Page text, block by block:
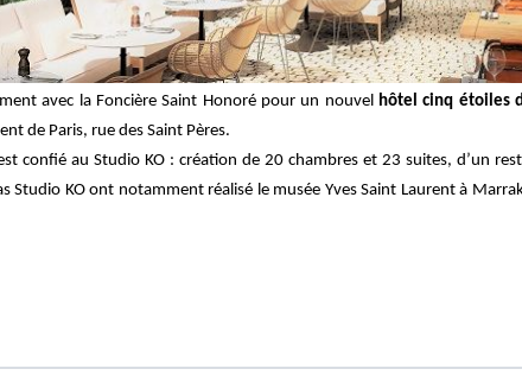
avec la Foncière Saint Honoré pour un nouvelhôtel cinq étoiles
de Paris, rue des Saint Pères.
confié au Studio KO : création de 20 chambres et 23 suites, d’un
Studio KO ont notamment réalisé le musée Yves Saint Laurent à